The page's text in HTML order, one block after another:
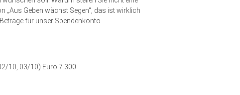
„Aus Geben wächst Segen“, das ist wirklich
für unser Spendenkonto
10, 03/10) Euro 7.300